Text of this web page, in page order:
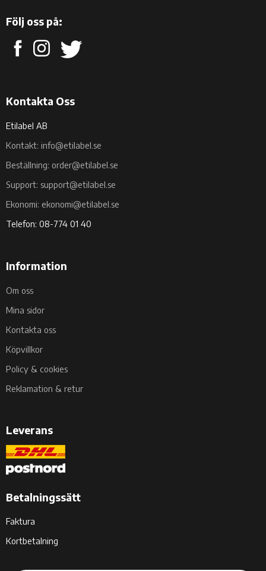
Följ oss på:
Kontakta Oss
Etilabel AB
Kontakt: info@etilabel.se
Beställning: order@etilabel.se
Support: support@etilabel.se
Ekonomi: ekonomi@etilabel.se
Telefon: 08-774 01 40
Information
Om oss
Mina sidor
Kontakta oss
Köpvillkor
Policy & cookies
Reklamation & retur
Leverans
Betalningssätt
Faktura
Kortbetalning